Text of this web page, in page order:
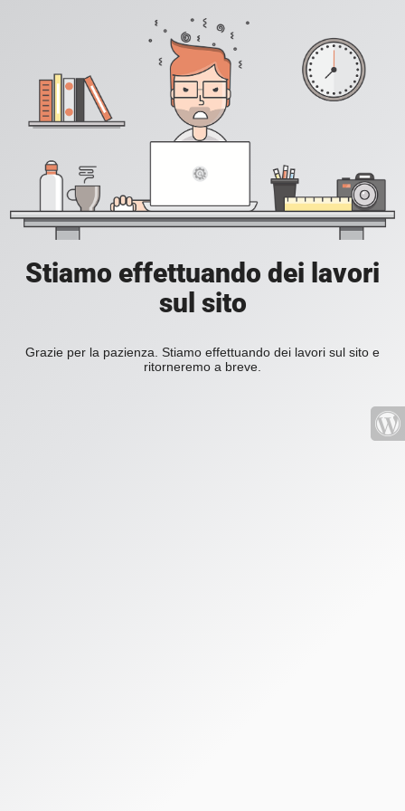
Stiamo effettuando dei lavori
sul sito
Grazie per la pazienza. Stiamo effettuando dei lavori sul sito e
ritorneremo a breve.